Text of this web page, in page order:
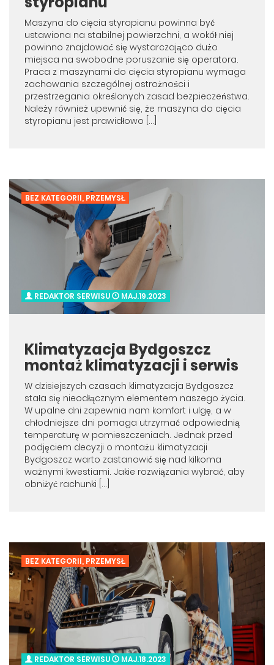
Maszyna do cięcia styropianu powinna być
ustawiona na stabilnej powierzchni, a wokół niej
powinno znajdować się wystarczająco dużo
miejsca na swobodne poruszanie się operatora.
Praca z maszynami do cięcia styropianu wymaga
zachowania szczególnej ostrożności i
przestrzegania określonych zasad bezpieczeństwa.
Należy również upewnić się, że maszyna do cięcia
styropianu jest prawidłowo […]
BEZ KATEGORII, PRZEMYSŁ
REDAKTOR SERWISU MAJ.19.2023
Klimatyzacja Bydgoszcz
montaż klimatyzacji i serwis
W dzisiejszych czasach klimatyzacja Bydgoszcz
stała się nieodłącznym elementem naszego życia.
W upalne dni zapewnia nam komfort i ulgę, a w
chłodniejsze dni pomaga utrzymać odpowiednią
temperaturę w pomieszczeniach. Jednak przed
podjęciem decyzji o montażu klimatyzacji
Bydgoszcz warto zastanowić się nad kilkoma
ważnymi kwestiami. Jakie rozwiązania wybrać, aby
obniżyć rachunki […]
BEZ KATEGORII, PRZEMYSŁ
REDAKTOR SERWISU MAJ.18.2023